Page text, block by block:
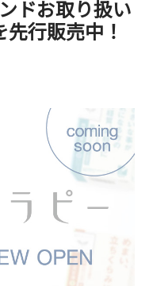
ドお取り扱い
行販売中！